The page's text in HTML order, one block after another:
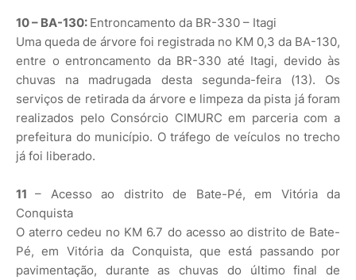
10 – BA-130: Entroncamento da BR-330 – Itagi
Uma queda de árvore foi registrada no KM 0,3 da BA-130,
entre o entroncamento da BR-330 até Itagi, devido às
chuvas na madrugada desta segunda-feira (13). Os
serviços de retirada da árvore e limpeza da pista já foram
realizados pelo Consórcio CIMURC em parceria com a
prefeitura do município. O tráfego de veículos no trecho
já foi liberado.
11– Acesso ao distrito de Bate-Pé, em Vitória da
Conquista
O aterro cedeu no KM 6.7 do acesso ao distrito de Bate-
Pé, em Vitória da Conquista, que está passando por
pavimentação, durante as chuvas do último final de